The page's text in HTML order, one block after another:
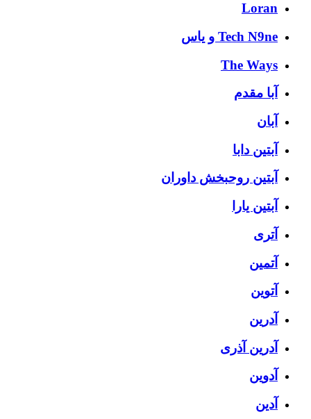
Loran
Tech N9ne و یاس
The Ways
آبا مقدم
آبان
آبتین دابا
آبتین روحبخش داوران
آبتین یارا
آتری
آتمین
آتوین
آدرین
آدرین آذری
آدوین
آدین